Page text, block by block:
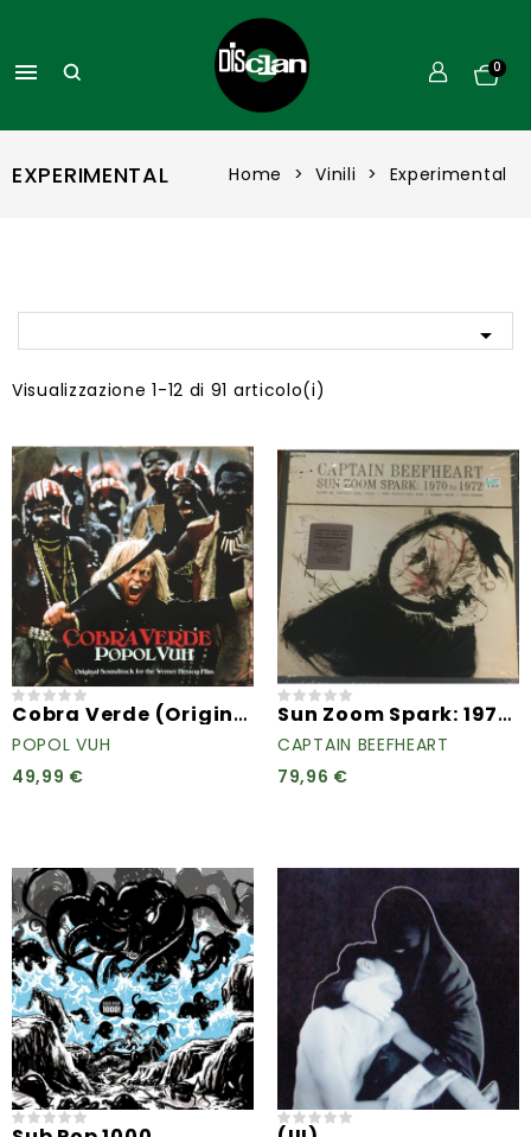
 0
EXPERIMENTAL Home Vinili Experimental

Visualizzazione 1-12 di 91 articolo(i)
Cobra Verde (Original...
POPOL VUH
49,99 €
Sun Zoom Spark: 1970 To 1972
CAPTAIN BEEFHEART
79,96 €